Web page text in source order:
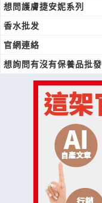
想問護膚捷安妮系列
香水批发
官網連絡
想詢問有沒有保養品批發